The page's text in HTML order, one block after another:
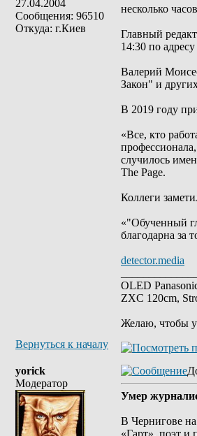
27.04.2004
Сообщения: 96510
Откуда: г.Киев
несколько
Главный
14:30 по
Валерий
Закон" и
В 2019 году
«Все, кто
случилось
The Page.
Коллеги
«"Обученный
благодарна за
detector.media
OLED
ZXC 120cm,
Желаю, чтобы у
Вернуться к началу
yorick
Модератор
Умер
В Чернигове
«Гарт», поэт